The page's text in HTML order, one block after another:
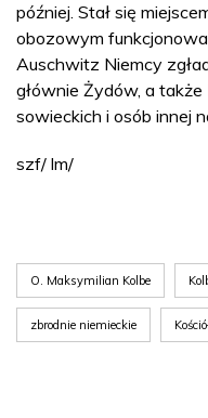
później. Stał się
obozowym
Auschwitz Niemcy
głównie Żydów, a
sowieckich i osób innej
szf/ lm/
O. Maksymilian Kolbe
zbrodnie niemieckie